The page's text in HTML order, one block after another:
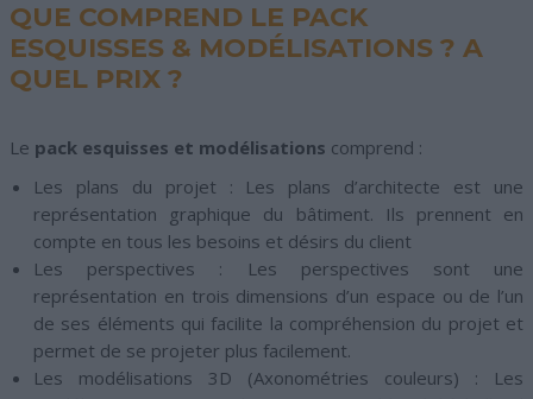
QUE COMPREND LE PACK
ESQUISSES & MODÉLISATIONS ? A
QUEL PRIX ?
Le pack esquisses et modélisations comprend :
Les plans du projet : Les plans d’architecte est une
représentation graphique du bâtiment. Ils prennent en
compte en tous les besoins et désirs du client
Les perspectives :
Les perspectives sont une
représentation en trois dimensions d’un espace ou de l’un
de ses éléments qui facilite la compréhension du projet et
permet de se projeter plus facilement.
Les modélisations 3D (Axonométries couleurs) : Les